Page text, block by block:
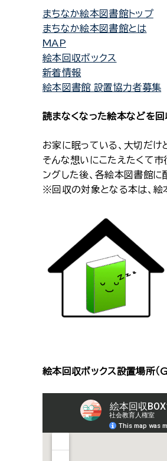
まちなか絵本図書館トップ
まちなか絵本図書館とは
MAP
絵本回収ボックス
新着情報
絵本図書館 設置協力者募集
読まなくなった絵本などを回
お家に眠っている、大切だけ
そんな想いにこたえたくて
ングした後、各絵本図書館に
※回収の対象となる本は、絵
絵本回収ボックス設置場所（